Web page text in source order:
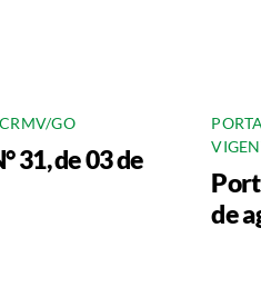
GO
31, de 03 de
de